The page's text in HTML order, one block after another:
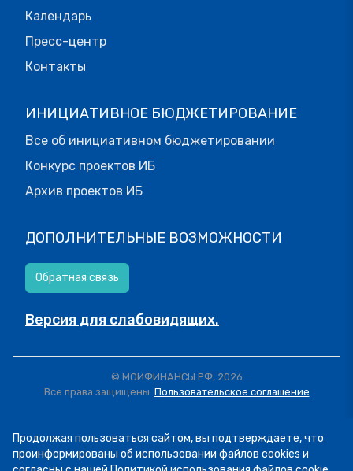
Календарь
Пресс-центр
Контакты
ИНИЦИАТИВНОЕ БЮДЖЕТИРОВАНИЕ
Все об инициативном бюджетировании
Конкурс проектов ИБ
Архив проектов ИБ
ДОПОЛНИТЕЛЬНЫЕ ВОЗМОЖНОСТИ
Обратная связь
Версия для слабовидящих.
© МОИФИНАНСЫ.РФ, 2026
Все права защищены. Пользовательское соглашение
Продолжая пользоваться сайтом, вы подтверждаете, что
проинформированы об использовании файлов cookies и